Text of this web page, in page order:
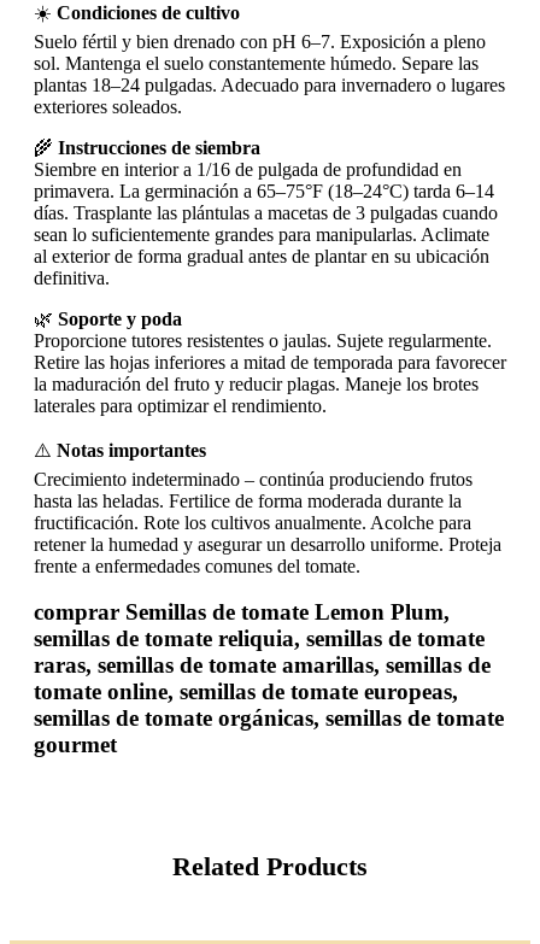
☀️ Condiciones de cultivo
Suelo fértil y bien drenado con pH 6–7. Exposición a pleno
sol. Mantenga el suelo constantemente húmedo. Separe las
plantas 18–24 pulgadas. Adecuado para invernadero o lugares
exteriores soleados.
🌾 Instrucciones de siembra
Siembre en interior a 1/16 de pulgada de profundidad en
primavera. La germinación a 65–75°F (18–24°C) tarda 6–14
días. Trasplante las plántulas a macetas de 3 pulgadas cuando
sean lo suficientemente grandes para manipularlas. Aclimate
al exterior de forma gradual antes de plantar en su ubicación
definitiva.
🌿 Soporte y poda
Proporcione tutores resistentes o jaulas. Sujete regularmente.
Retire las hojas inferiores a mitad de temporada para favorecer
la maduración del fruto y reducir plagas. Maneje los brotes
laterales para optimizar el rendimiento.
⚠️ Notas importantes
Crecimiento indeterminado – continúa produciendo frutos
hasta las heladas. Fertilice de forma moderada durante la
fructificación. Rote los cultivos anualmente. Acolche para
retener la humedad y asegurar un desarrollo uniforme. Proteja
frente a enfermedades comunes del tomate.
comprar Semillas de tomate Lemon Plum,
semillas de tomate reliquia, semillas de tomate
raras, semillas de tomate amarillas, semillas de
tomate online, semillas de tomate europeas,
semillas de tomate orgánicas, semillas de tomate
gourmet
Related Products